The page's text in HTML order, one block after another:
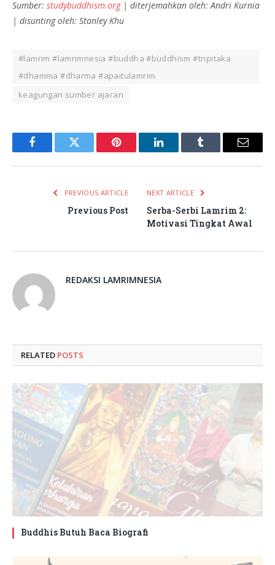
Sumber: studybuddhism.org| diterjemahkan oleh: Andri Kurnia
| disunting oleh: Stanley Khu
#lamrim #lamrimnesia #buddha #buddhism #tripitaka
#dhamma #dharma #apaitulamrim
keagungan sumber ajaran
FacebookTwitter Pinterest LinkedInTumblr Email
PREVIOUS ARTICLE
Previous Post
NEXT ARTICLE
Serba-Serbi Lamrim 2:
Motivasi Tingkat Awal
REDAKSI LAMRIMNESIA
RELATED POSTS
Buddhis Butuh Baca Biografi